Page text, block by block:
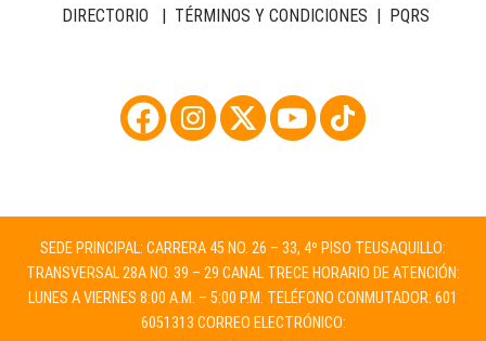
DIRECTORIO | TÉRMINOS Y CONDICIONES | PQRS
SEDE PRINCIPAL: CARRERA 45 NO. 26 – 33, 4º PISO TEUSAQUILLO:
TRANSVERSAL 28A NO. 39 – 29 CANAL TRECE HORARIO DE ATENCIÓN:
LUNES A VIERNES 8:00 A.M. – 5:00 P.M. TELÉFONO CONMUTADOR: 601
6051313 CORREO ELECTRÓNICO: